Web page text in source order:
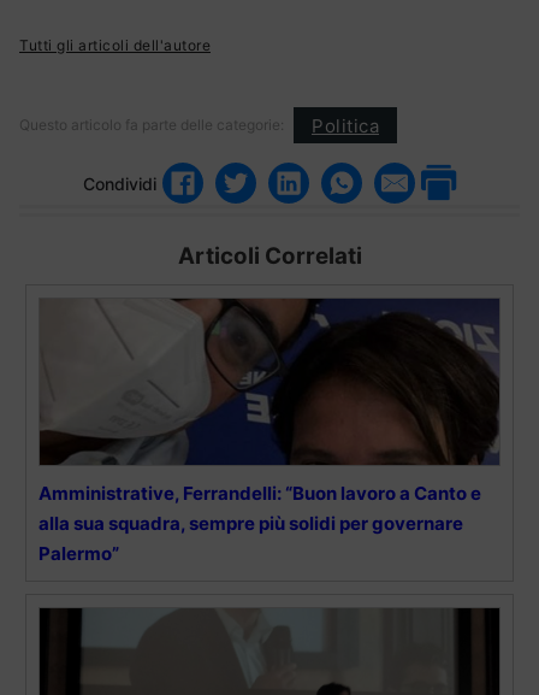
Tutti gli articoli dell'autore
Questo articolo fa parte delle categorie: Politica
Condividi
Articoli Correlati
Amministrative, Ferrandelli: “Buon lavoro a Canto e
alla sua squadra, sempre più solidi per governare
Palermo”